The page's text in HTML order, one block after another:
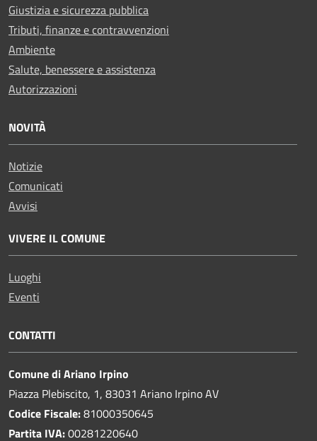
Giustizia e sicurezza pubblica
Tributi, finanze e contravvenzioni
Ambiente
Salute, benessere e assistenza
Autorizzazioni
NOVITÀ
Notizie
Comunicati
Avvisi
VIVERE IL COMUNE
Luoghi
Eventi
CONTATTI
Comune di Ariano Irpino
Piazza Plebiscito, 1, 83031 Ariano Irpino AV
Codice Fiscale:81000350645
Partita IVA:00281220640